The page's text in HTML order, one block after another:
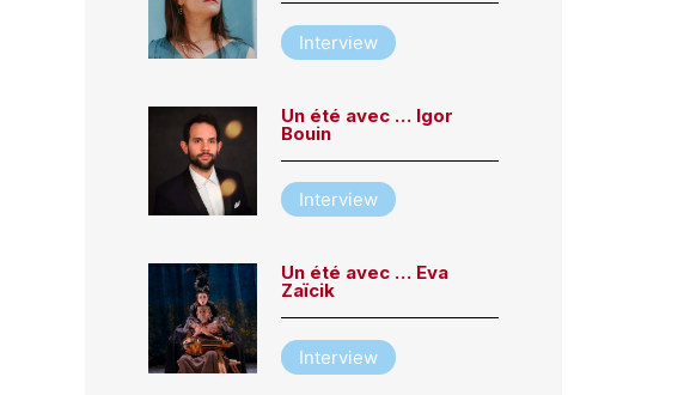
Interview
Un été avec … Igor
Bouin
Interview
Un été avec … Eva
Zaïcik
Interview